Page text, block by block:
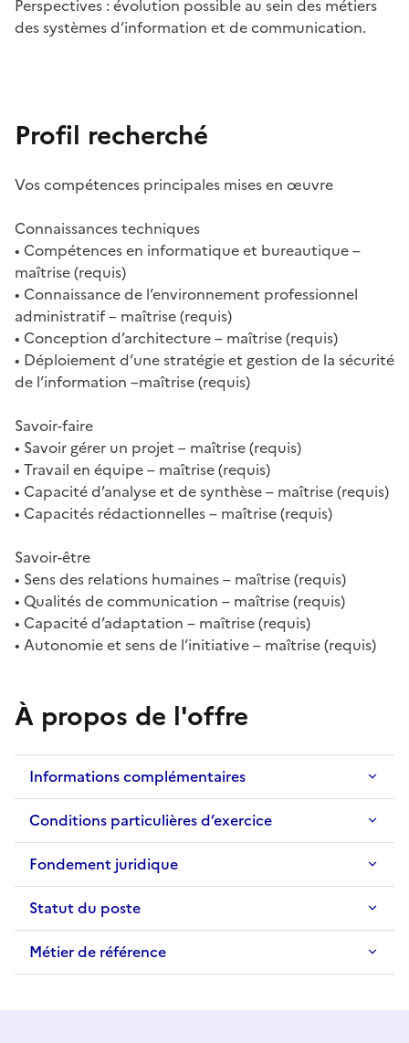
Perspectives : évolution possible au sein des métiers
des systèmes d’information et de communication.
Profil recherché
Vos compétences principales mises en œuvre
Connaissances techniques
• Compétences en informatique et bureautique –
maîtrise (requis)
• Connaissance de l’environnement professionnel
administratif – maîtrise (requis)
• Conception d’architecture – maîtrise (requis)
• Déploiement d’une stratégie et gestion de la sécurité
de l’information –maîtrise (requis)
Savoir-faire
• Savoir gérer un projet – maîtrise (requis)
• Travail en équipe – maîtrise (requis)
• Capacité d’analyse et de synthèse – maîtrise (requis)
• Capacités rédactionnelles – maîtrise (requis)
Savoir-être
• Sens des relations humaines – maîtrise (requis)
• Qualités de communication – maîtrise (requis)
• Capacité d’adaptation – maîtrise (requis)
• Autonomie et sens de l’initiative – maîtrise (requis)
À propos de l'offre
Informations complémentaires
Conditions particulières d’exercice
Fondement juridique
Statut du poste
Métier de référence